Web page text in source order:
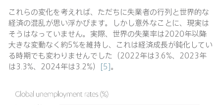
これらの変化を考えれば、ただちに失業者の行列と世界的な
経済の混乱が思い浮かびます。しかし意外なことに、現実は
そうはなっていません。実際、世界の失業率は2020年以降
大きな変動なく約5%を維持し、これは経済成長が鈍化してい
る時期でも変わりませんでした（2022年は3.6%、2023年
は3.3%、2024年は3.2%） [5]。